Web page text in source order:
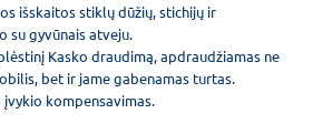
išskaitos stiklų dūžių, stichijų ir
su gyvūnais atveju.
Kasko draudimą, apdraudžiamas ne
bet ir jame gabenamas turtas.
įvykio kompensavimas.